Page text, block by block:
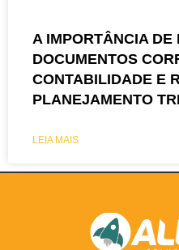
A IMPORTÂNCIA DE
DOCUMENTOS
CONTABILIDADE E
PLANEJAMENTO
LEIA MAIS